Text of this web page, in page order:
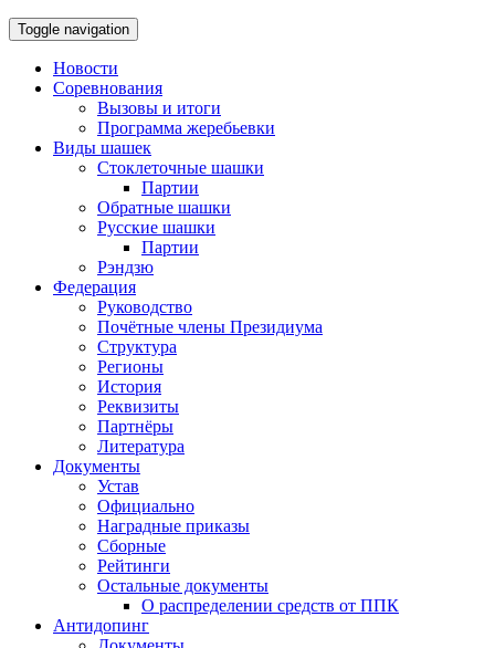
Toggle navigation
Новости
Соревнования
Вызовы и итоги
Программа жеребьевки
Виды шашек
Стоклеточные шашки
Партии
Обратные шашки
Русские шашки
Партии
Рэндзю
Федерация
Руководство
Почётные члены Президиума
Структура
Регионы
История
Реквизиты
Партнёры
Литература
Документы
Устав
Официально
Наградные приказы
Сборные
Рейтинги
Остальные документы
О распределении средств от ППК
Антидопинг